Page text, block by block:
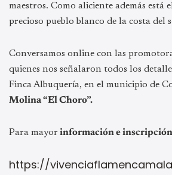
maestros. Como aliciente además
precioso pueblo blanco de la costa del
Conversamos online con las
quienes nos señalaron todos los
Finca Albuquería, en el municipio de
Molina “El Choro”.
Para mayor información e inscripción
https://